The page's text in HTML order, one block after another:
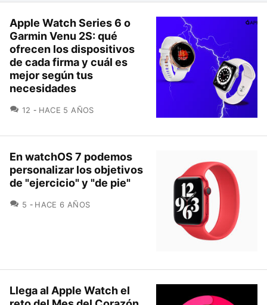
Apple Watch Series 6 o
Garmin Venu 2S: qué
ofrecen los dispositivos
de cada firma y cuál es
mejor según tus
necesidades
12 COMENTARIOS
HACE 5 AÑOS
En watchOS 7 podemos
personalizar los objetivos
de "ejercicio" y "de pie"
5 COMENTARIOS
HACE 6 AÑOS
Llega al Apple Watch el